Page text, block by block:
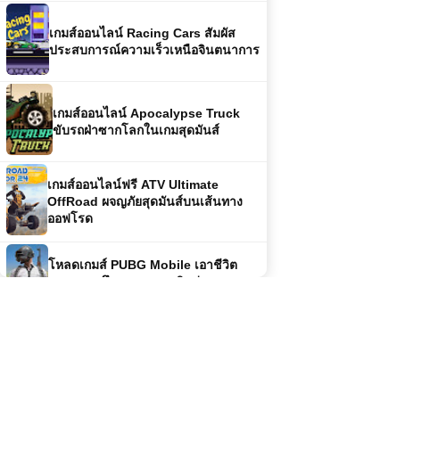
เกมส์ออนไลน์ Racing Cars สัมผัส
ประสบการณ์ความเร็วเหนือจินตนาการ
ขับรถฝ่าซากโลกในเกมสุดมันส์
เกมส์ออนไลน์ฟรี ATV Ultimate
OffRoad ผจญภัยสุดมันส์บนเส้นทาง
ออฟโรด
รอดสุดระทึกกลางสมรภูมิแห่งความ